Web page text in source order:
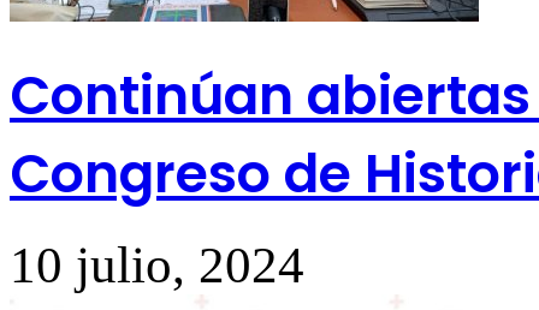
Continúan
Congreso de
10 julio, 2024